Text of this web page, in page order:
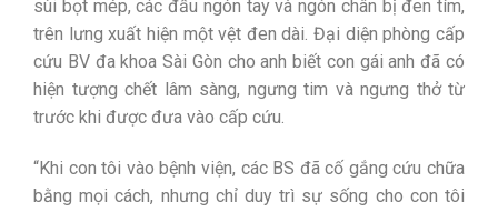
sùi bọt mép, các đầu ngón tay và ngón chân bị đen tím,
trên lưng xuất hiện một vệt đen dài. Đại diện phòng cấp
cứu BV đa khoa Sài Gòn cho anh biết con gái anh đã có
hiện tượng chết lâm sàng, ngưng tim và ngưng thở từ
trước khi được đưa vào cấp cứu.
“Khi con tôi vào bệnh viện, các BS đã cố gắng cứu chữa
bằng mọi cách, nhưng chỉ duy trì sự sống cho con tôi